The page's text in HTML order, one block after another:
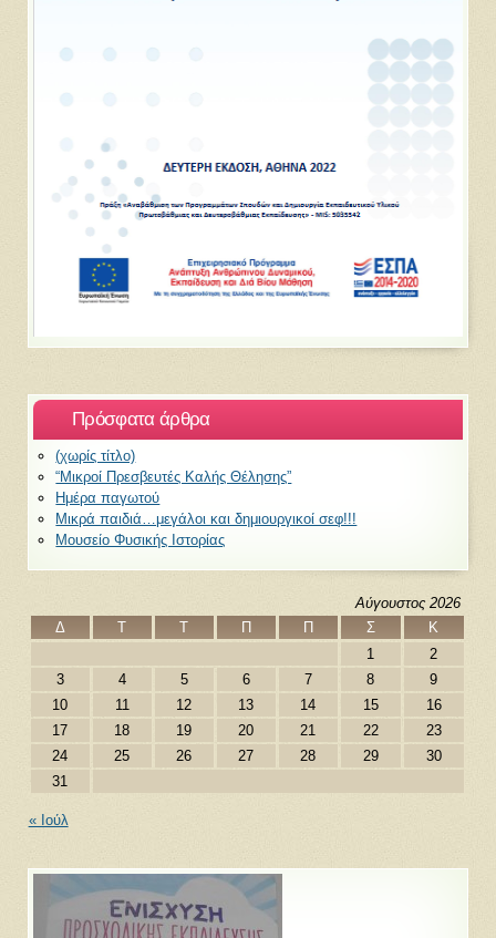
Πρόσφατα άρθρα
(χωρίς τίτλο)
“Μικροί Πρεσβευτές Καλής Θέλησης”
Ημέρα παγωτού
Μικρά παιδιά…μεγάλοι και δημιουργικοί σεφ!!!
Μουσείο Φυσικής Ιστορίας
Αύγουστος 2026
Δ
Τ Τ Π Π Σ
Κ
1
2
3
4 5 6 7 8
9
10
11 12 13 14 15
16
17
18 19 20 21 22
23
24
25 26 27 28 29
30
31
« Ιούλ